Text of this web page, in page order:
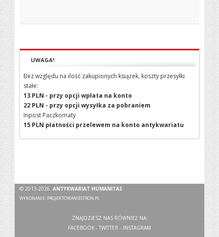
UWAGA!
Bez względu na ilość zakupionych książek, koszty przesyłki
stałe:
13 PLN - przy opcji wpłata na konto
22 PLN - przy opcji wysyłka za pobraniem
Inpost Paczkomaty
15 PLN płatności przelewem na konto antykwariatu
© 2013-2026ANTYKWARIAT HUMANITAS
WYKONANIE: PROJEKTOWANIESTRON.PL
ZNAJDZIESZ NAS RÓWNIEŻ NA:
FACEBOOK - TWITTER - INSTAGRAM